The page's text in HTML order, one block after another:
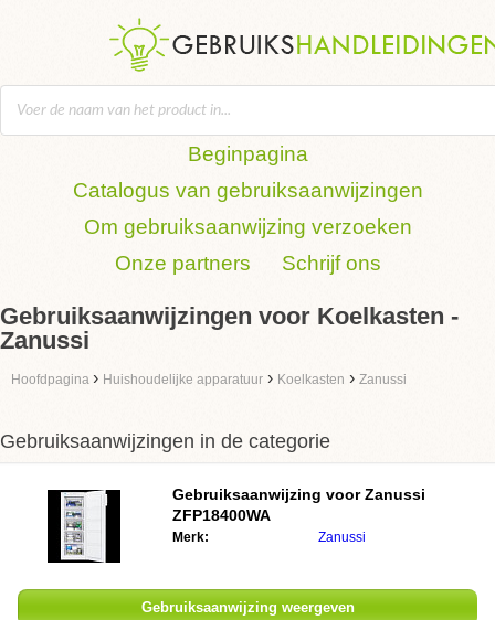
Beginpagina
Catalogus van gebruiksaanwijzingen
Om gebruiksaanwijzing verzoeken
Onze partners
Schrijf ons
Gebruiksaanwijzingen voor Koelkasten -
Zanussi
Hoofdpagina › Huishoudelijke apparatuur › Koelkasten › Zanussi
Gebruiksaanwijzingen in de categorie
Gebruiksaanwijzing voorZanussi
ZFP18400WA
Merk: Zanussi
Gebruiksaanwijzing weergeven